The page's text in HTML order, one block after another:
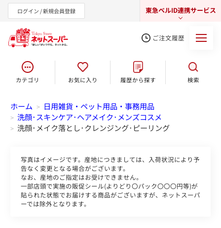
ログイン / 新規会員登録 東急ベルID連携サービス
東急オンラインショップ
ご注文履歴
カテゴリ お気に入り 履歴から探す 検索
ホーム > 日用雑貨・ペット用品・事務用品
> 洗顔･スキンケア･ヘアメイク･メンズコスメ
> 洗顔･メイク落とし･クレンジング･ピーリング
写真はイメージです。産地につきましては、入荷状況により予
告なく変更となる場合がございます。
なお、産地のご指定はお受けできません。
一部店頭で実施の販促シール(よりどり〇パック〇〇〇円等)が
貼られた状態でお届けする商品がございますが、ネットスーパ
ーでは除外となります。